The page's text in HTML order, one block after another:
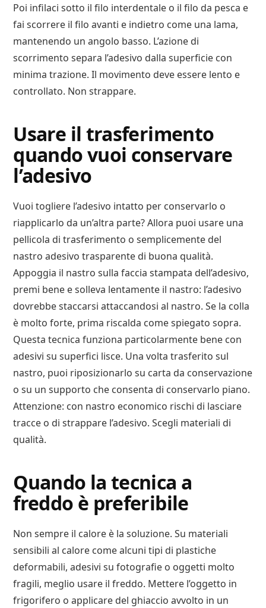
Poi infilaci sotto il filo interdentale o il filo da pesca e
fai scorrere il filo avanti e indietro come una lama,
mantenendo un angolo basso. L’azione di
scorrimento separa l’adesivo dalla superficie con
minima trazione. Il movimento deve essere lento e
controllato. Non strappare.
Usare il trasferimento
quando vuoi conservare
l’adesivo
Vuoi togliere l’adesivo intatto per conservarlo o
riapplicarlo da un’altra parte? Allora puoi usare una
pellicola di trasferimento o semplicemente del
nastro adesivo trasparente di buona qualità.
Appoggia il nastro sulla faccia stampata dell’adesivo,
premi bene e solleva lentamente il nastro: l’adesivo
dovrebbe staccarsi attaccandosi al nastro. Se la colla
è molto forte, prima riscalda come spiegato sopra.
Questa tecnica funziona particolarmente bene con
adesivi su superfici lisce. Una volta trasferito sul
nastro, puoi riposizionarlo su carta da conservazione
o su un supporto che consenta di conservarlo piano.
Attenzione: con nastro economico rischi di lasciare
tracce o di strappare l’adesivo. Scegli materiali di
qualità.
Quando la tecnica a
freddo è preferibile
Non sempre il calore è la soluzione. Su materiali
sensibili al calore come alcuni tipi di plastiche
deformabili, adesivi su fotografie o oggetti molto
fragili, meglio usare il freddo. Mettere l’oggetto in
frigorifero o applicare del ghiaccio avvolto in un